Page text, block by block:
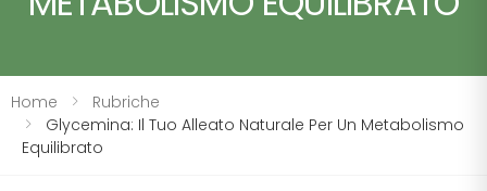
Home
Rubriche
Glycemina: Il Tuo Alleato Naturale Per Un Metabolismo
Equilibrato